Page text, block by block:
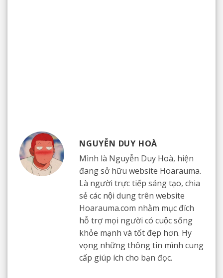
NGUYỄN DUY HOÀ
Mình là Nguyễn Duy Hoà, hiện
đang sở hữu website Hoarauma.
Là người trực tiếp sáng tạo, chia
sẻ các nội dung trên website
Hoarauma.com nhằm mục đích
hỗ trợ mọi người có cuộc sống
khỏe mạnh và tốt đẹp hơn. Hy
vọng những thông tin mình cung
cấp giúp ích cho bạn đọc.